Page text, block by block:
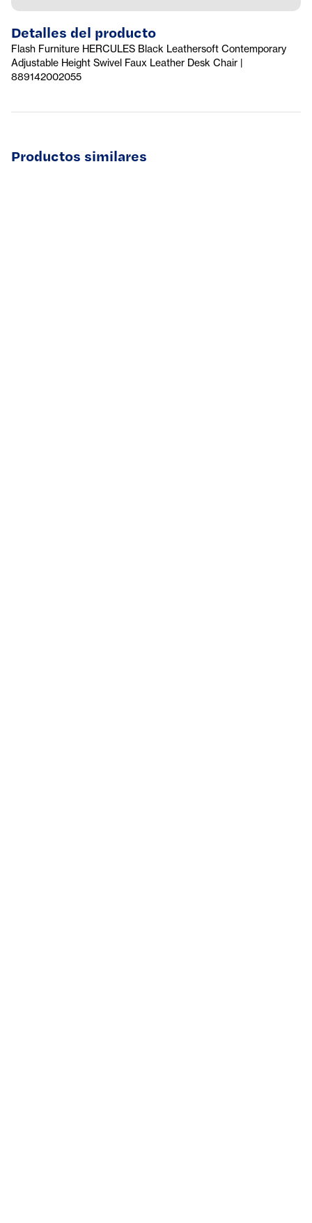
Detalles del producto
Flash Furniture HERCULES Black Leathersoft Contemporary
Adjustable Height Swivel Faux Leather Desk Chair |
889142002055
Productos similares